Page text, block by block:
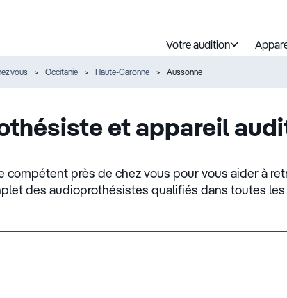
Votre audition
vous Occitanie Haute-Garonne Aussonne
et appareil
compétent près de chez vous pour vous aider à
des audioprothésistes qualifiés dans toutes